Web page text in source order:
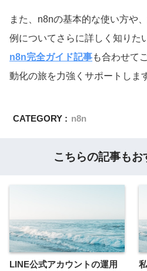
また、n8nの基本的な使い方や
例についてさらに詳しく知りた
n8n完全ガイド記事も合わせて
動化の旅を力強くサポートしま
CATEGORY : n8n
こちらの記事もお
LINE公式アカウントの運用